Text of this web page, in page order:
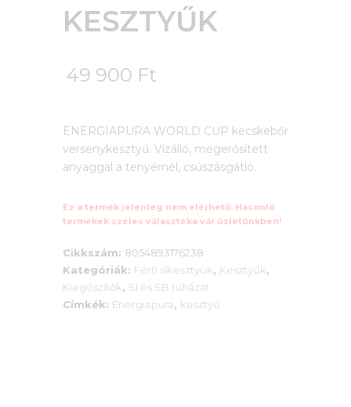
KESZTYŰK
49 900 Ft
ENERGIAPURA WORLD CUP kecskebőr
versenykesztyű. Vízálló, megerősített
anyaggal a tenyérnél, csúszásgátló.
Ez a termék jelenleg nem elérhető. Hasonló
termékek széles választéka vár üzletünkben!
Cikkszám: 8054893176238
Kategóriák: Férfi síkesztyűk, Kesztyűk,
Kiegészítők, Sí és SB ruházat
Címkék: Energiapura, kesztyű